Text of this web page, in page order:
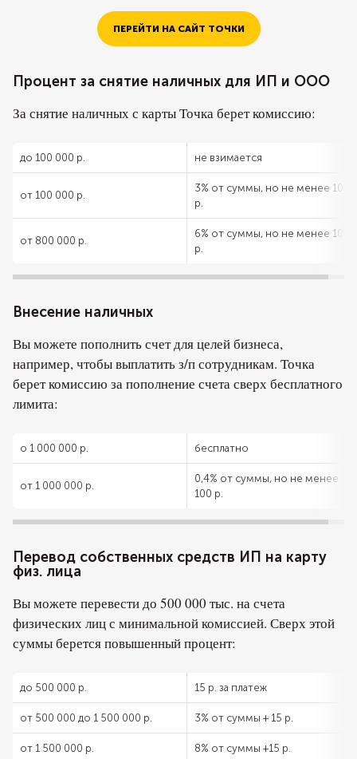
ПЕРЕЙТИ НА САЙТ ТОЧКИ
Процент за снятие наличных для ИП и ООО
За снятие наличных с карты Точка берет комиссию:
до 100 000 р. не взимается
от 100 000 р.
3% от суммы, но не менее 100
р.
от 800 000 р.
6% от суммы, но не менее 100
р.
Внесение наличных
Вы можете пополнить счет для целей бизнеса,
например, чтобы выплатить з/п сотрудникам. Точка
берет комиссию за пополнение счета сверх бесплатного
лимита:
о 1 000 000 р. бесплатно
от 1 000 000 р.
0,4% от суммы, но не менее
100 р.
Перевод собственных средств ИП на карту
физ. лица
Вы можете перевести до 500 000 тыс. на счета
физических лиц с минимальной комиссией. Сверх этой
суммы берется повышенный процент:
до 500 000 р. 15 р. за платеж
от 500 000 до 1 500 000 р. 3% от суммы + 15 р.
от 1 500 000 р. 8% от суммы +15 р.